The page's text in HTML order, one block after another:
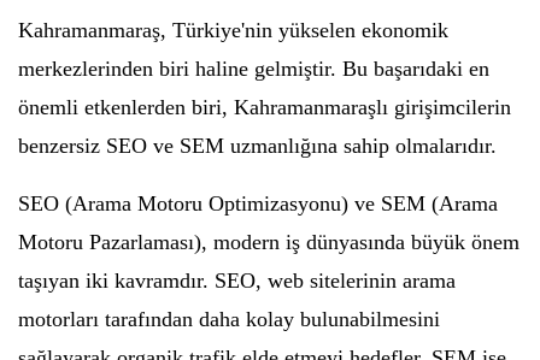
Kahramanmaraş, Türkiye'nin yükselen ekonomik
merkezlerinden biri haline gelmiştir. Bu başarıdaki en
önemli etkenlerden biri, Kahramanmaraşlı girişimcilerin
benzersiz SEO ve SEM uzmanlığına sahip olmalarıdır.
SEO (Arama Motoru Optimizasyonu) ve SEM (Arama
Motoru Pazarlaması), modern iş dünyasında büyük önem
taşıyan iki kavramdır. SEO, web sitelerinin arama
motorları tarafından daha kolay bulunabilmesini